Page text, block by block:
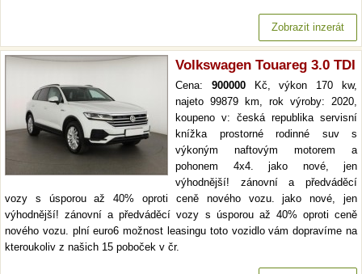
Zobrazit inzerát
Volkswagen Touareg 3.0 TDI
Cena: 900000Kč, výkon 170 kw,
najeto 99879 km, rok výroby: 2020,
koupeno v: česká republika servisní
knížka prostorné rodinné suv s
výkoným naftovým motorem a
pohonem 4x4. jako nové, jen
výhodnější! zánovní a předváděcí
vozy s úsporou až 40% oproti ceně nového vozu. jako nové, jen
výhodnější! zánovní a předváděcí vozy s úsporou až 40% oproti ceně
nového vozu. plní euro6 možnost leasingu toto vozidlo vám dopravíme na
kteroukoliv z našich 15 poboček v čr.